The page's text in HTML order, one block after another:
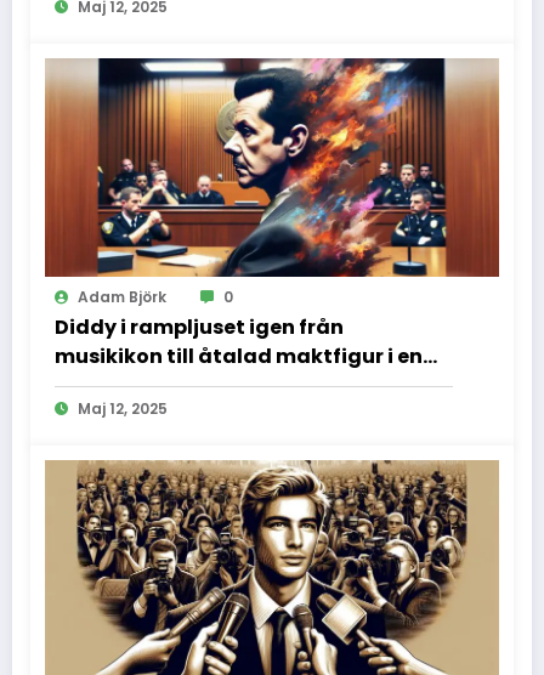
Maj 12, 2025
Adam Björk 0
Diddy i rampljuset igen från
musikikon till åtalad maktfigur i en
dramatisk rättssal
Maj 12, 2025